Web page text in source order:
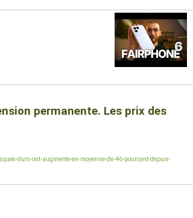
permanente. Les prix des
durs-ont-augmente-en-moyenne-de-46-pourcent-depuis-